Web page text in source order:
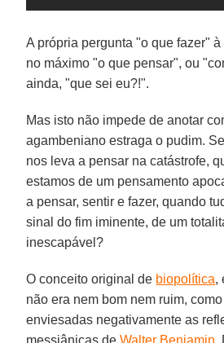
A própria pergunta "o que fazer"
no máximo "o que pensar", ou
ainda, "que sei eu?!".
Mas isto não impede de anotar
agambeniano estraga o pudim.
nos leva a pensar na catástrofe,
estamos de um pensamento
a pensar, sentir e fazer, quando
sinal do fim iminente, de um
inescapável?
O conceito original de biopolítica,
não era nem bom nem ruim,
enviesadas negativamente as
messiânicas deWalter Benjamin